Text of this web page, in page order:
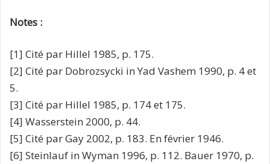
Notes :
[1] Cité par Hillel 1985, p. 175.
[2] Cité par Dobrozsycki in Yad Vashem 1990, p. 4 et
5.
[3] Cité par Hillel 1985, p. 174 et 175.
[4] Wasserstein 2000, p. 44.
[5] Cité par Gay 2002, p. 183. En février 1946.
[6] Steinlauf in Wyman 1996, p. 112. Bauer 1970, p.